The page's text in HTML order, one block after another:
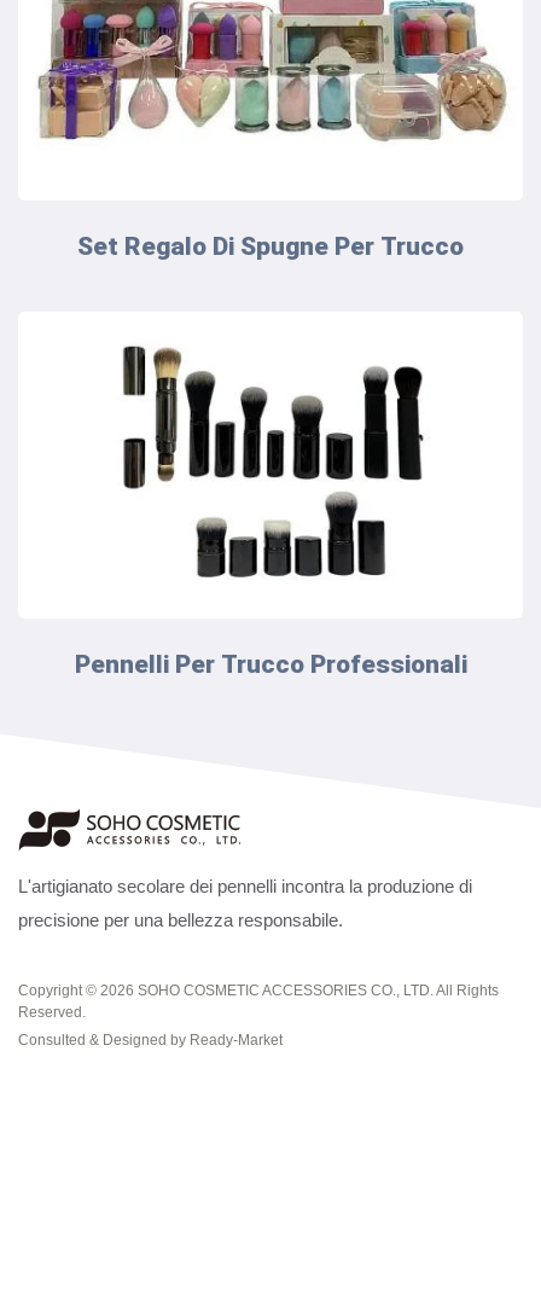
Set Regalo Di Spugne Per Trucco
Pennelli Per Trucco Professionali
L'artigianato secolare dei pennelli incontra la produzione di
precisione per una bellezza responsabile.
Copyright © 2026 SOHO COSMETIC ACCESSORIES CO., LTD.All Rights
Reserved.
Consulted & Designed by Ready-Market